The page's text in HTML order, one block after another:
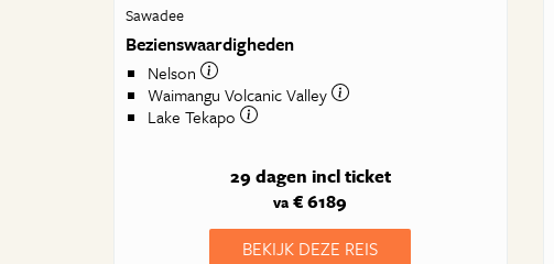
Sawadee
Bezienswaardigheden
Nelson
Waimangu Volcanic Valley
Lake Tekapo
29 dagen incl ticket
va € 6189
BEKIJK DEZE REIS